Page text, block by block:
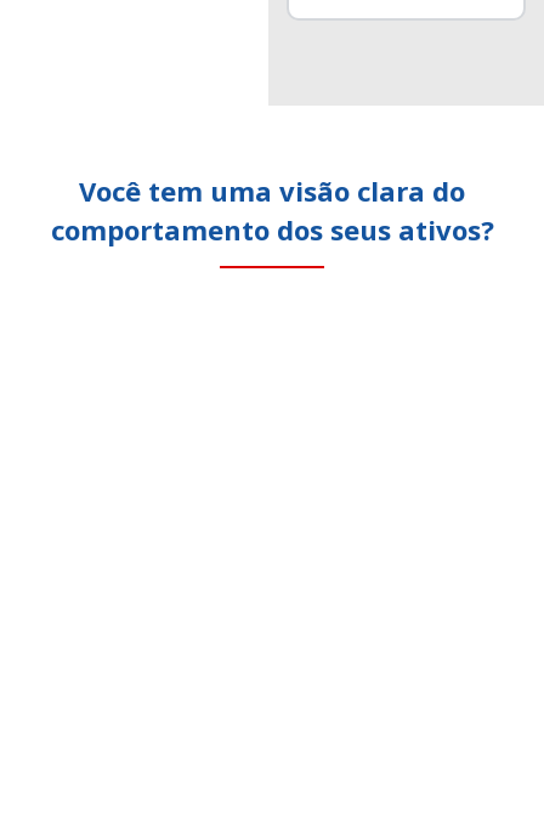
Você tem uma visão clara do
comportamento dos seus ativos?